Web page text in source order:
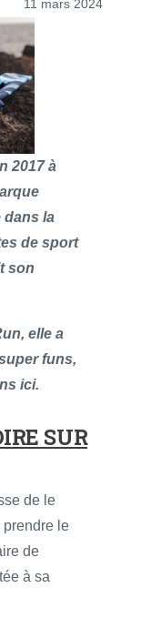
11 mars 2024
2017 à
dans la
de sport
son
elle a
funs,
ici.
SUR
de le
prendre le
de
à sa